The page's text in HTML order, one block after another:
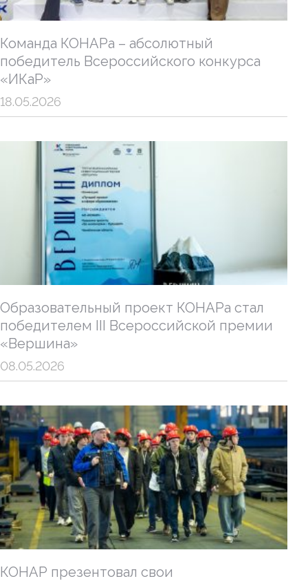
Команда КОНАРа – абсолютный
победитель Всероссийского конкурса
«ИКаР»
18.05.2026
Образовательный проект КОНАРа стал
победителем III Всероссийской премии
«Вершина»
08.05.2026
КОНАР презентовал свои